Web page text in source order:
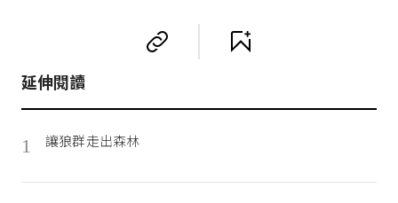
延伸閱讀
1 讓狼群走出森林